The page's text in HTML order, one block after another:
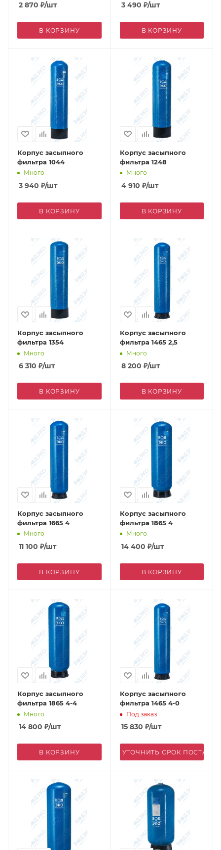
2 870 ₽/шт
В КОРЗИНУ
3 490 ₽/шт
В КОРЗИНУ
Корпус засыпного
фильтра 1044
Много
3 940 ₽/шт
В КОРЗИНУ
Корпус засыпного
фильтра 1248
Много
4 910 ₽/шт
В КОРЗИНУ
Корпус засыпного
фильтра 1354
Много
6 310 ₽/шт
В КОРЗИНУ
Корпус засыпного
фильтра 1465 2,5
Много
8 200 ₽/шт
В КОРЗИНУ
Корпус засыпного
фильтра 1665 4
Много
11 100 ₽/шт
В КОРЗИНУ
Корпус засыпного
фильтра 1865 4
Много
14 400 ₽/шт
В КОРЗИНУ
Корпус засыпного
фильтра 1865 4-4
Много
14 800 ₽/шт
В КОРЗИНУ
Корпус засыпного
фильтра 1465 4-0
Под заказ
15 830 ₽/шт
УТОЧНИТЬ СРОК